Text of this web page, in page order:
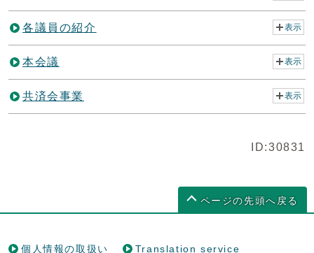
各議員の紹介 表示
本会議 表示
共済会事業 表示
ID:30831
ページの先頭へ戻る
個人情報の取扱い Translation service